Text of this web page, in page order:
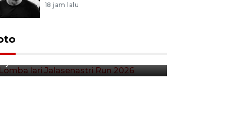
18 jam lalu
Lomba lari Jalasenastri Run
2026